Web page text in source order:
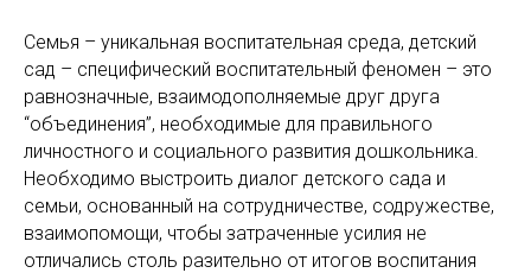
Семья – уникальная воспитательная среда, детский
сад – специфический воспитательный феномен – это
равнозначные, взаимодополняемые друг друга
“объединения”, необходимые для правильного
личностного и социального развития дошкольника.
Необходимо выстроить диалог детского сада и
семьи, основанный на сотрудничестве, содружестве,
взаимопомощи, чтобы затраченные усилия не
отличались столь разительно от итогов воспитания